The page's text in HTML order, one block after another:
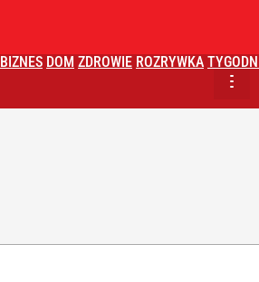
BIZNES DOM ZDROWIE ROZRYWKA